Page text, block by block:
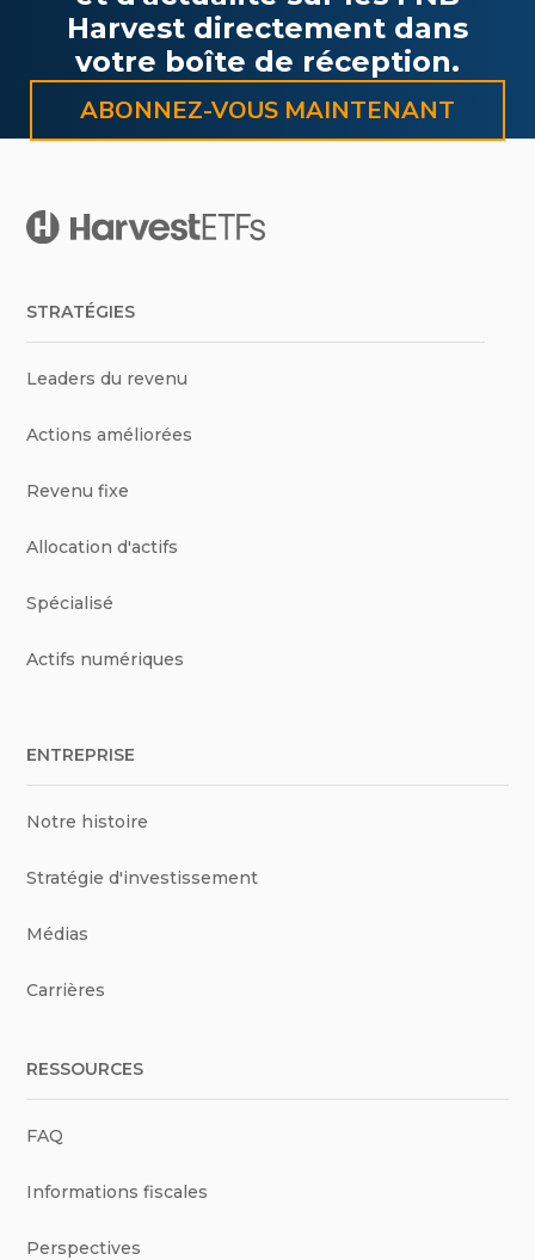
Harvest directement dans
votre boîte de réception.
ABONNEZ-VOUS MAINTENANT
STRATÉGIES
Leaders du revenu
Actions améliorées
Revenu fixe
Allocation d'actifs
Spécialisé
Actifs numériques
ENTREPRISE
Notre histoire
Stratégie d'investissement
Médias
Carrières
RESSOURCES
FAQ
Informations fiscales
Perspectives